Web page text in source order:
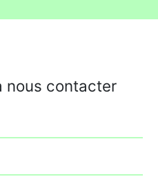
nous contacter